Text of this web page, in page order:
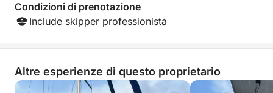
Condizioni di prenotazione
Include skipper professionista
Altre esperienze di questo proprietario